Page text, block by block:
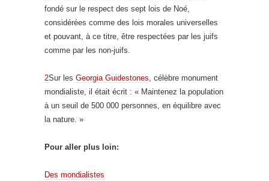
fondé sur le respect des sept lois de Noé,
considérées comme des lois morales universelles
et pouvant, à ce titre, être respectées par les juifs
comme par les non-juifs.
2Sur les Georgia Guidestones , célèbre monument
mondialiste, il était écrit : « Maintenez la population
à un seuil de 500 000 personnes, en équilibre avec
la nature. »
Pour aller plus loin:
Des mondialistes